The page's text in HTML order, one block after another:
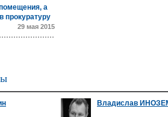
а
прокуратуру
29 мая 2015
Владислав